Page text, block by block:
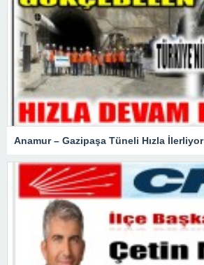
Anamur – Gazipaşa Tüneli Hızla İlerliyor